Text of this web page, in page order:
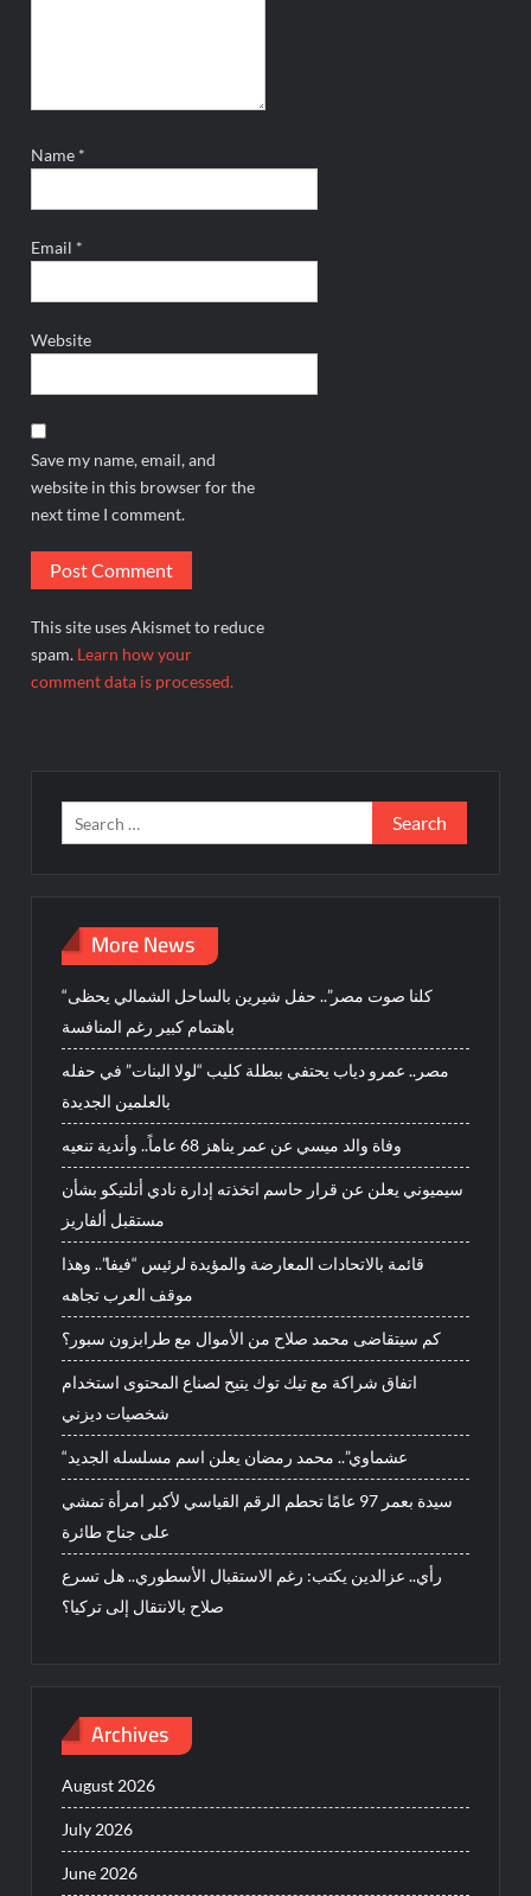
Name *
Email *
Website
Save my name, email, and
website in this browser for the
next time I comment.
This site uses Akismet to reduce
spam. Learn how your
comment data is processed.
Search
for:
More News
“كلنا صوت مصر”.. حفل شيرين بالساحل الشمالي يحظى
باهتمام كبير رغم المنافسة
مصر.. عمرو دياب يحتفي ببطلة كليب “لولا البنات” في حفله
بالعلمين الجديدة
وفاة والد ميسي عن عمر يناهز 68 عاماً.. وأندية تنعيه
سيميوني يعلن عن قرار حاسم اتخذته إدارة نادي أتلتيكو بشأن
مستقبل ألفاريز
قائمة بالاتحادات المعارضة والمؤيدة لرئيس “فيفا”.. وهذا
موقف العرب تجاهه
كم سيتقاضى محمد صلاح من الأموال مع طرابزون سبور؟
اتفاق شراكة مع تيك توك يتيح لصناع المحتوى استخدام
شخصيات ديزني
“عشماوي”.. محمد رمضان يعلن اسم مسلسله الجديد
سيدة بعمر 97 عامًا تحطم الرقم القياسي لأكبر امرأة تمشي
على جناح طائرة
رأي.. عزالدين يكتب: رغم الاستقبال الأسطوري.. هل تسرع
صلاح بالانتقال إلى تركيا؟
Archives
August 2026
July 2026
June 2026